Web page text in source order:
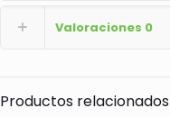
Valoraciones 0
Productos relacionados